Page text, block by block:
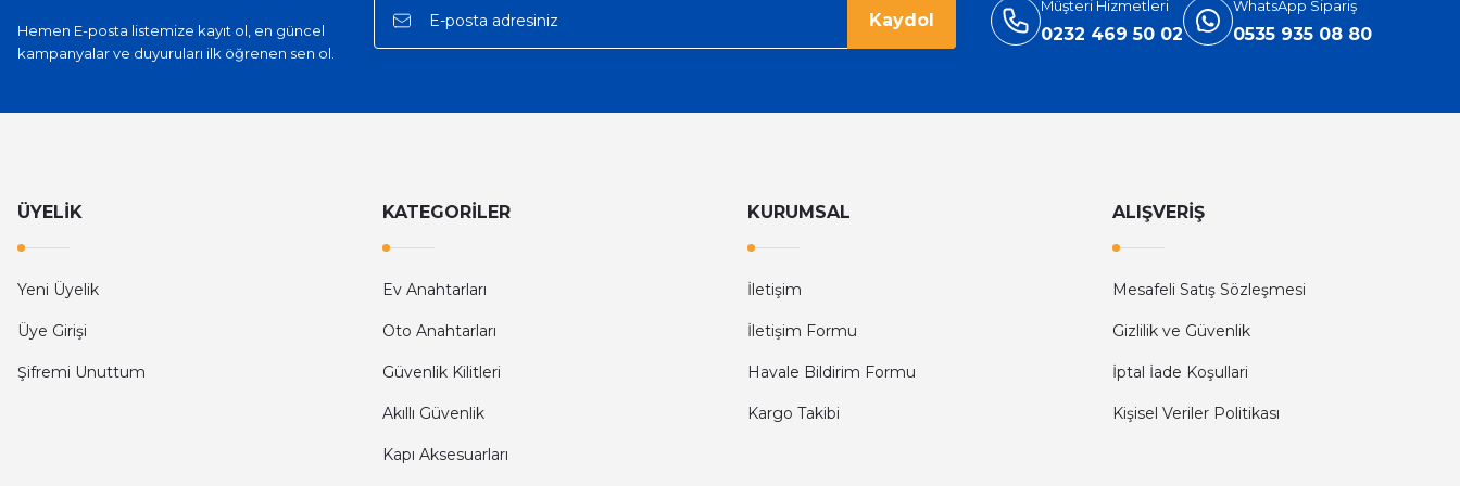
Hemen E-posta listemize kayıt ol, en güncel
kampanyalar ve duyuruları ilk öğrenen sen ol.
Kaydol
Müşteri Hizmetleri
0232 469 50 02
WhatsApp Sipariş
0535 935 08 80
ÜYELİK
Yeni Üyelik
Üye Girişi
Şifremi Unuttum
KATEGORİLER
Ev Anahtarları
Oto Anahtarları
Güvenlik Kilitleri
Akıllı Güvenlik
Kapı Aksesuarları
KURUMSAL
İletişim
İletişim Formu
Havale Bildirim Formu
Kargo Takibi
ALIŞVERİŞ
Mesafeli Satış Sözleşmesi
Gizlilik ve Güvenlik
İptal İade Koşullari
Kişisel Veriler Politikası